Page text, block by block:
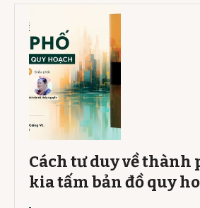
Cách tư duy về thành
kia tấm bản đồ quy